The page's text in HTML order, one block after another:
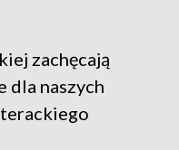
zachęcają
dla naszych